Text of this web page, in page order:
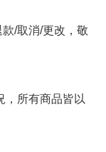
/取消/更改，敬
，所有商品皆以